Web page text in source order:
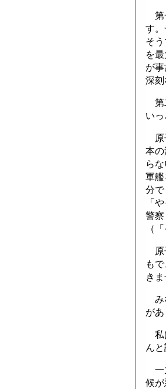
第
す
そ
を
が
深刻
第
い
原
本
ら
軍
分
「
警察
（
原
も
きま
み
があ
私
ん
一
候が